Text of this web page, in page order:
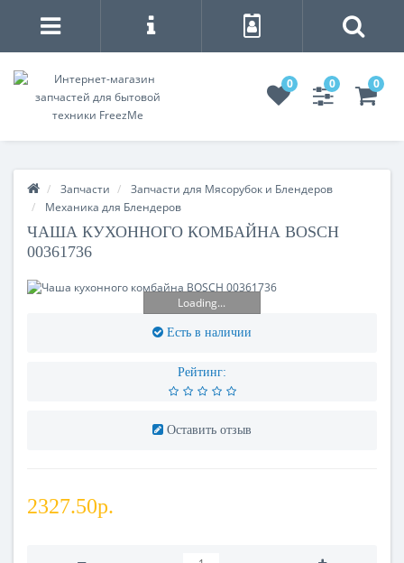
0 0 0
Запчасти
Запчасти для Мясорубок и Блендеров
Механика для Блендеров
ЧАША КУХОННОГО КОМБАЙНА BOSCH
00361736
Loading...
Есть в наличии
Рейтинг:
Оставить отзыв
2327.50р.